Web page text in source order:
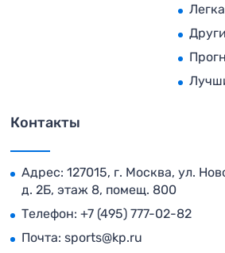
Контакты
Адрес: 127015, г. Москва, ул.
д. 2Б, этаж 8, помещ. 800
Телефон: +7 (495) 777-02-82
Почта: sports@kp.ru